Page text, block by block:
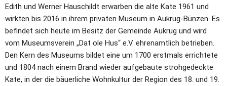
Edith und Werner Hauschildt erwarben die alte Kate 1961 und
wirkten bis 2016 in ihrem privaten Museum in Aukrug-Bünzen. Es
befindet sich heute im Besitz der Gemeinde Aukrug und wird
vom Museumsverein „Dat ole Hus“ e.V. ehrenamtlich betrieben.
Den Kern des Museums bildet eine um 1700 erstmals errichtete
und 1804 nach einem Brand wieder aufgebaute strohgedeckte
Kate, in der die bäuerliche Wohnkultur der Region des 18. und 19.